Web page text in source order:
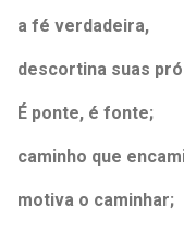
a fé verdadeira,
descortina suas
É ponte, é fonte;
caminho que
motiva o caminhar;